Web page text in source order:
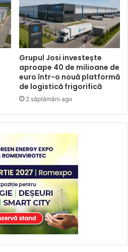
Grupul Josi investește
aproape 40 de milioane de
euro într-o nouă platformă
de logistică frigorifică
2 săptămâni ago